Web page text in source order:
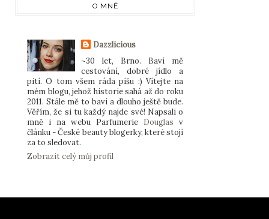
O MNĚ
Dazzlicious
~30 let, Brno. Baví mě
cestování, dobré jídlo a
pití. O tom všem ráda píšu :) Vítejte na
mém blogu, jehož historie sahá až do roku
2011. Stále mě to baví a dlouho ještě bude.
Věřím, že si tu každý najde své! Napsali o
mně i na webu Parfumerie Douglas v
článku - České beauty blogerky, které stojí
za to sledovat.
Zobrazit celý můj profil